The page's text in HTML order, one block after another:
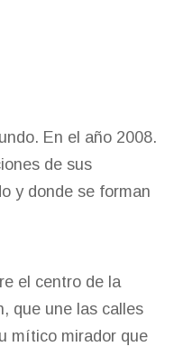
En el año 2008.
de sus
y donde se forman
el centro de la
que une las calles
mítico mirador que